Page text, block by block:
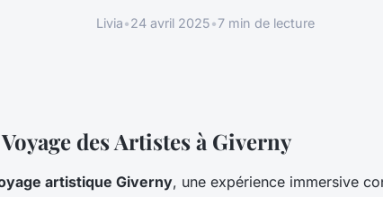
Livia•24 avril 2025•7 min de lecture
des Artistes à Giverny
artistique Giverny, une expérience immersive